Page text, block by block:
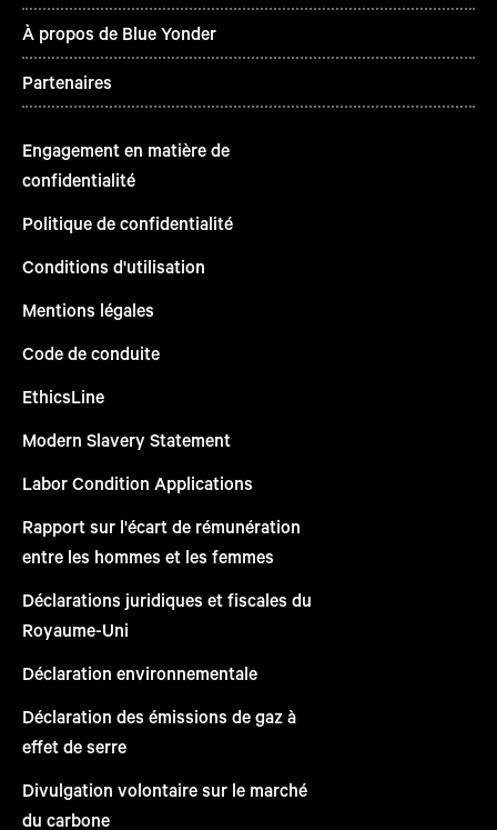
À propos de Blue Yonder
Partenaires
Engagement en matière de
confidentialité
Politique de confidentialité
Conditions d'utilisation
Mentions légales
Code de conduite
EthicsLine
Modern Slavery Statement
Labor Condition Applications
Rapport sur l'écart de rémunération
entre les hommes et les femmes
Déclarations juridiques et fiscales du
Royaume-Uni
Déclaration environnementale
Déclaration des émissions de gaz à
effet de serre
Divulgation volontaire sur le marché
du carbone